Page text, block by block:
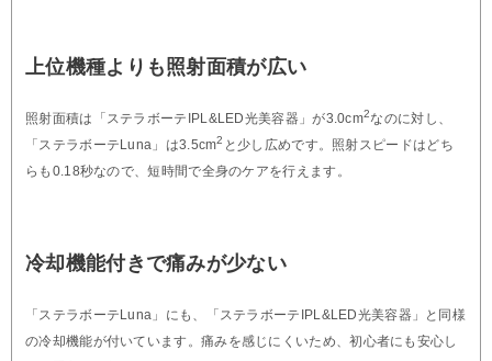
上位機種よりも照射面積が広い
照射面積は「ステラボーテIPL&LED光美容器」が3.0cm2なのに対し、
「ステラボーテLuna」は3.5cm2 と少し広めです。照射スピードはどち
らも0.18秒なので、短時間で全身のケアを行えます。
冷却機能付きで痛みが少ない
「ステラボーテLuna」にも、「ステラボーテIPL&LED光美容器」と同様
の冷却機能が付いています。痛みを感じにくいため、初心者にも安心し